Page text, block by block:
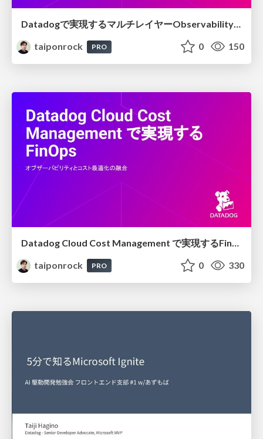
Datadogで実現するマルチレイヤーObservability入門
taiponrock
PRO 0 150
taiponrock
PRO 0 330